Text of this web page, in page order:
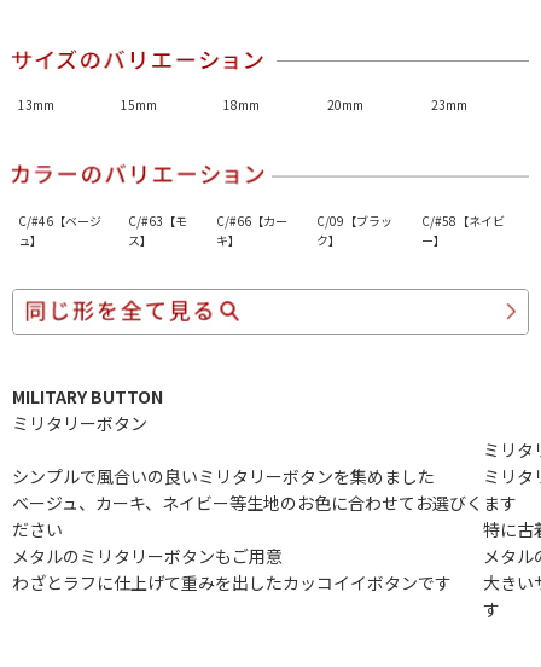
13mm 15mm 18mm 20mm 23mm
C/#46【ベージ
ュ】
C/#63【モ
ス】
C/#66【カー
キ】
C/09【ブラッ
ク】
C/#58【ネイビ
ー】
MILITARY BUTTON
ミリタリーボタン
シンプルで風合いの良いミリタリーボタンを集めました
ベージュ、カーキ、ネイビー等生地のお色に合わせてお選びく
ださい
メタルのミリタリーボタンもご用意
わざとラフに仕上げて重みを出したカッコイイボタンです
ミリタ
ミリタ
ます
特に古
メタ
大きい
す